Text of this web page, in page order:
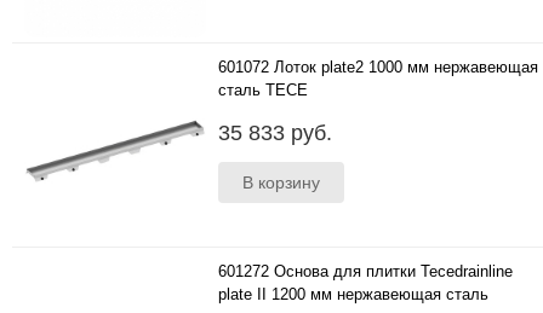
601072 Лоток plate2 1000 мм нержавеющая
сталь TECE
35 833 руб.
601272 Основа для плитки Tecedrainline
plate II 1200 мм нержавеющая сталь